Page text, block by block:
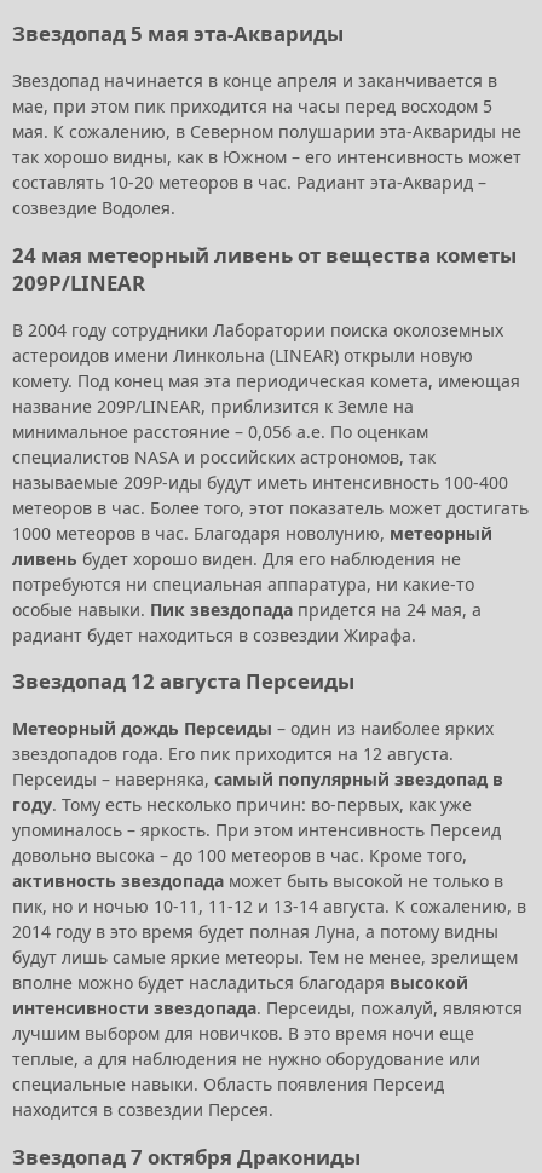
Звездопад 5 мая эта-Аквариды
Звездопад начинается в конце апреля и заканчивается в
мае, при этом пик приходится на часы перед восходом 5
мая. К сожалению, в Северном полушарии эта-Аквариды не
так хорошо видны, как в Южном – его интенсивность может
составлять 10-20 метеоров в час. Радиант эта-Акварид –
созвездие Водолея.
24 мая метеорный ливень от вещества кометы
209P/LINEAR
В 2004 году сотрудники Лаборатории поиска околоземных
астероидов имени Линкольна (LINEAR) открыли новую
комету. Под конец мая эта периодическая комета, имеющая
название 209P/LINEAR, приблизится к Земле на
минимальное расстояние – 0,056 а.е. По оценкам
специалистов NASA и российских астрономов, так
называемые 209Р-иды будут иметь интенсивность 100-400
метеоров в час. Более того, этот показатель может достигать
1000 метеоров в час. Благодаря новолунию, метеорный
ливень будет хорошо виден. Для его наблюдения не
потребуются ни специальная аппаратура, ни какие-то
особые навыки. Пик звездопада придется на 24 мая, а
радиант будет находиться в созвездии Жирафа.
Звездопад 12 августа Персеиды
Метеорный дождь Персеиды – один из наиболее ярких
звездопадов года. Его пик приходится на 12 августа.
Персеиды – наверняка, самый популярный звездопад в
году. Тому есть несколько причин: во-первых, как уже
упоминалось – яркость. При этом интенсивность Персеид
довольно высока – до 100 метеоров в час. Кроме того,
активность звездопада может быть высокой не только в
пик, но и ночью 10-11, 11-12 и 13-14 августа. К сожалению, в
2014 году в это время будет полная Луна, а потому видны
будут лишь самые яркие метеоры. Тем не менее, зрелищем
вполне можно будет насладиться благодаря высокой
интенсивности звездопада. Персеиды, пожалуй, являются
лучшим выбором для новичков. В это время ночи еще
теплые, а для наблюдения не нужно оборудование или
специальные навыки. Область появления Персеид
находится в созвездии Персея.
Звездопад 7 октября Дракониды